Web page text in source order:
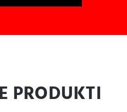
PRODUKTI